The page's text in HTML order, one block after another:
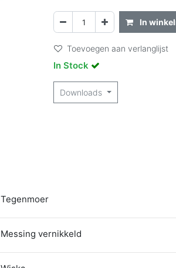
In
Toevoegen aan verlanglijst
In Stock
Downloads
Tegenmoer
Messing vernikkeld